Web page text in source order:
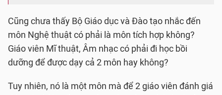
Cũng chưa thấy Bộ Giáo dục và Đào tạo nhắc đến
môn Nghệ thuật có phải là môn tích hợp không?
Giáo viên Mĩ thuật, Âm nhạc có phải đi học bồi
dưỡng để được dạy cả 2 môn hay không?
Tuy nhiên, nó là một môn mà để 2 giáo viên đánh giá